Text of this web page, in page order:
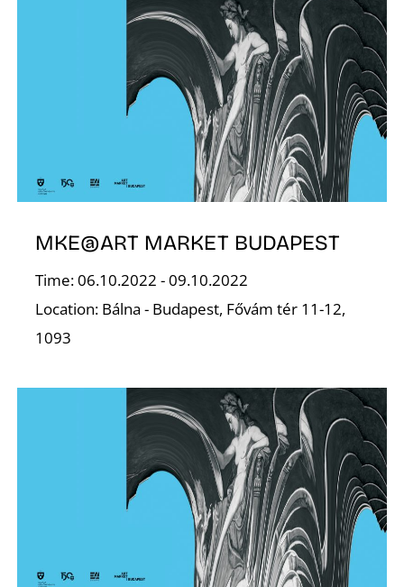
MKE@ART MARKET BUDAPEST
Time: 06.10.2022 - 09.10.2022
Location: Bálna - Budapest, Fővám tér 11-12,
1093